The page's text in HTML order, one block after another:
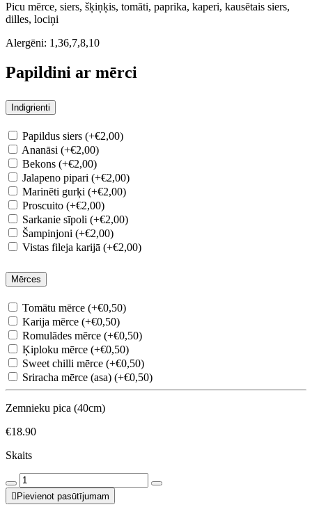
Picu mērce, siers, šķiņķis, tomāti, paprika, kaperi, kausētais siers,
dilles, lociņi
Alergēni: 1,36,7,8,10
Papildini ar mērci
Indigrienti
Papildus siers (+€2,00)
Ananāsi (+€2,00)
Bekons (+€2,00)
Jalapeno pipari (+€2,00)
Marinēti gurķi (+€2,00)
Proscuito (+€2,00)
Sarkanie sīpoli (+€2,00)
Šampinjoni (+€2,00)
Vistas fileja karijā (+€2,00)
Mērces
Tomātu mērce (+€0,50)
Karija mērce (+€0,50)
Romulādes mērce (+€0,50)
Ķiploku mērce (+€0,50)
Sweet chilli mērce (+€0,50)
Sriracha mērce (asa) (+€0,50)
Zemnieku pica (40cm)
€18.90
Skaits
Pievienot pasūtījumam